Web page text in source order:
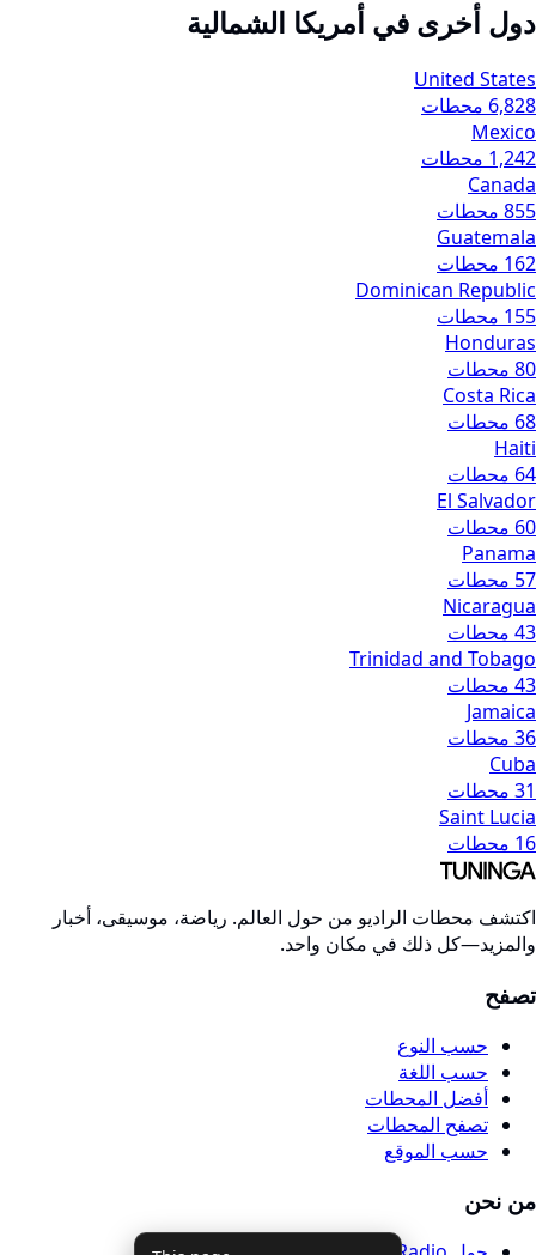
دول أخرى في أمريكا الشمالية
United States
6,828 محطات
Mexico
1,242 محطات
Canada
855 محطات
Guatemala
162 محطات
Dominican Republic
155 محطات
Honduras
80 محطات
Costa Rica
68 محطات
Haiti
64 محطات
El Salvador
60 محطات
Panama
57 محطات
Nicaragua
43 محطات
Trinidad and Tobago
43 محطات
Jamaica
36 محطات
Cuba
31 محطات
Saint Lucia
16 محطات
اكتشف محطات الراديو من حول العالم. رياضة، موسيقى، أخبار
والمزيد—كل ذلك في مكان واحد.
تصفح
حسب النوع
حسب اللغة
أفضل المحطات
تصفح المحطات
حسب الموقع
من نحن